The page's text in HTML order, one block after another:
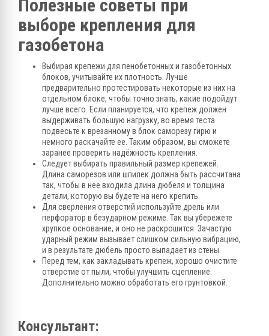
Полезные советы при
выборе крепления для
газобетона
Выбирая крепежи для пенобетонных и газобетонных
блоков, учитывайте их плотность. Лучше
предварительно протестировать некоторые из них на
отдельном блоке, чтобы точно знать, какие подойдут
лучше всего. Если планируется, что крепеж должен
выдерживать большую нагрузку, во время теста
подвесьте к врезанному в блок саморезу гирю и
немного раскачайте ее. Таким образом, вы сможете
заранее проверить надёжность крепления.
Следует выбирать правильный размер крепежей.
Длина саморезов или шпилек должна быть рассчитана
так, чтобы в нее входила длина дюбеля и толщина
детали, которую вы будете на него крепить.
Для сверления отверстий используйте дрель или
перфоратор в безударном режиме. Так вы убережете
хрупкое основание, и оно не раскрошится. Зачастую
ударный режим вызывает слишком сильную вибрацию,
и в результате дюбель просто выпадает из стены.
Перед тем, как закладывать крепеж, хорошо очистите
отверстие от пыли, чтобы улучшить сцепление.
Дополнительно можно обработать его грунтовкой.
Консультант: